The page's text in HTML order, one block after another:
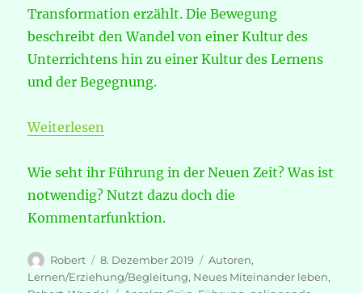
Transformation erzählt. Die Bewegung
beschreibt den Wandel von einer Kultur des
Unterrichtens hin zu einer Kultur des Lernens
und der Begegnung.
Weiterlesen
Wie seht ihr Führung in der Neuen Zeit? Was ist
notwendig? Nutzt dazu doch die
Kommentarfunktion.
Autor
Robert
Veröffentlicht
am
8. Dezember 2019 Kategorien
Autoren,
Lernen/Erziehung/Begleitung, Neues Miteinander leben,